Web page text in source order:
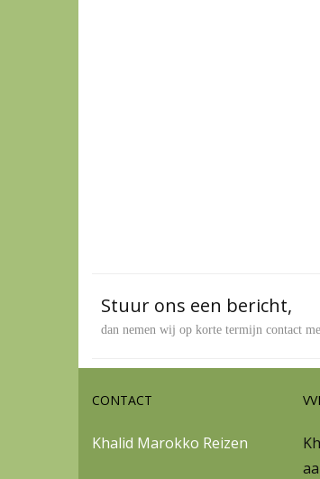
Stuur ons een bericht,
dan nemen wij op korte termijn contact
CONTACT
Khalid Marokko Reizen